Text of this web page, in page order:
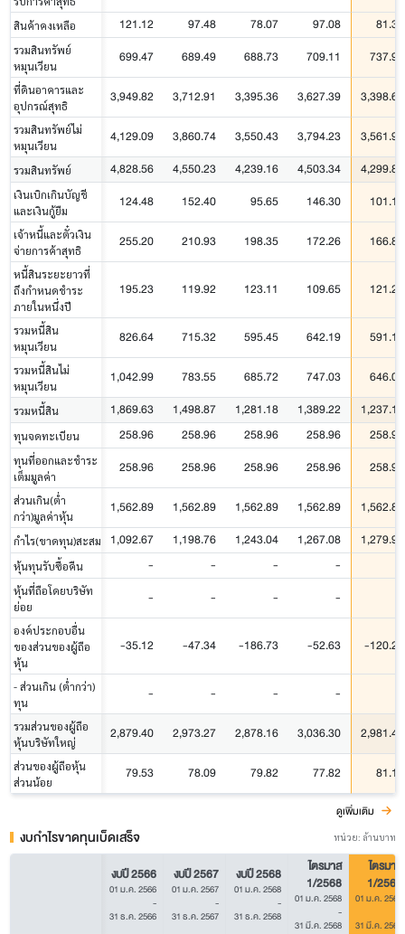
สินค้าคงเหลือ 121.12 97.48 78.07 97.08 81.36
รวมสินทรัพย์
หมุนเวียน
699.47 689.49 688.73 709.11 737.95
ที่ดินอาคารและ
อุปกรณ์สุทธิ
3,949.82 3,712.91 3,395.36 3,627.39 3,398.65
รวมสินทรัพย์ไม่
หมุนเวียน
4,129.09 3,860.74 3,550.43 3,794.23 3,561.91
รวมสินทรัพย์ 4,828.56 4,550.23 4,239.16 4,503.34 4,299.86
เงินเบิกเกินบัญชี
และเงินกู้ยืม
124.48 152.40 95.65 146.30 101.18
เจ้าหนี้และตั๋วเงิน
จ่ายการค้าสุทธิ
255.20 210.93 198.35 172.26 166.84
หนี้สินระยะยาวที่
ถึงกำหนดชำระ
ภายในหนึ่งปี
195.23 119.92 123.11 109.65 121.24
รวมหนี้สิน
หมุนเวียน
826.64 715.32 595.45 642.19 591.13
รวมหนี้สินไม่
หมุนเวียน
1,042.99 783.55 685.72 747.03 646.05
รวมหนี้สิน 1,869.63 1,498.87 1,281.18 1,389.22 1,237.18
ทุนจดทะเบียน 258.96 258.96 258.96 258.96 258.96
ทุนที่ออกและชำระ
เต็มมูลค่า
258.96 258.96 258.96 258.96 258.96
ส่วนเกิน(ต่ำ
กว่า)มูลค่าหุ้น
1,562.89 1,562.89 1,562.89 1,562.89 1,562.89
กำไร(ขาดทุน)สะสม 1,092.67 1,198.76 1,243.04 1,267.08 1,279.90
หุ้นทุนรับซื้อคืน - - - -
หุ้นที่ถือโดยบริษัท
ย่อย
- - - -
องค์ประกอบอื่น
ของส่วนของผู้ถือ
หุ้น
-35.12 -47.34 -186.73 -52.63 -120.25
- ส่วนเกิน (ต่ำกว่า)
ทุน
- - - -
รวมส่วนของผู้ถือ
หุ้นบริษัทใหญ่
2,879.40 2,973.27 2,878.16 3,036.30 2,981.49
ส่วนของผู้ถือหุ้น
ส่วนน้อย
79.53 78.09 79.82 77.82 81.19
ดูเพิ่มเติม
งบกำไรขาดทุนเบ็ดเสร็จ หน่วย: ล้านบาท
งบปี 2566
01 ม.ค. 2566
-
31 ธ.ค. 2566
งบปี 2567
01 ม.ค. 2567
-
31 ธ.ค. 2567
งบปี 2568
01 ม.ค. 2568
-
31 ธ.ค. 2568
ไตรมาส
1/2568
01 ม.ค. 2568
-
31 มี.ค. 2568
ไตรมาส
1/2569
01 ม.ค. 2569
31 มี.ค. 2569